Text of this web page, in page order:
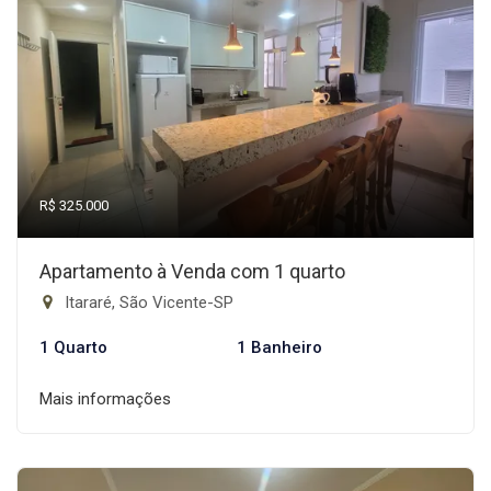
R$ 325.000
Apartamento à Venda com 1 quarto
Itararé, São Vicente-SP
1 Quarto 1 Banheiro
Mais informações